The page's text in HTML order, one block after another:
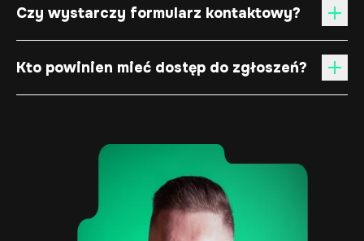
Czy wystarczy formularz kontaktowy?
Kto powinien mieć dostęp do zgłoszeń?